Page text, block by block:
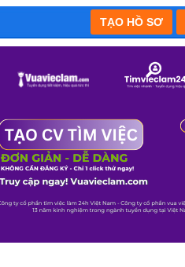
TẠO HỒ SƠ